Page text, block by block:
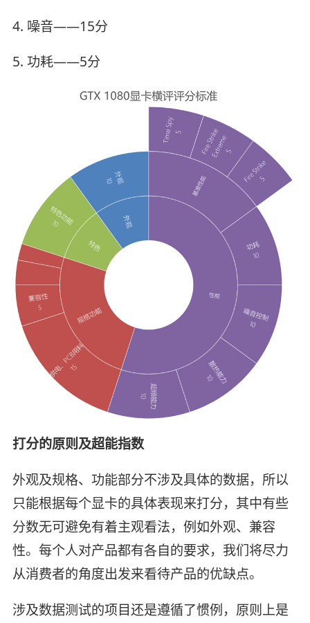
4. 噪音——15分
5. 功耗——5分
打分的原则及超能指数
外观及规格、功能部分不涉及具体的数据，所以
只能根据每个显卡的具体表现来打分，其中有些
分数无可避免有着主观看法，例如外观、兼容
性。每个人对产品都有各自的要求，我们将尽力
从消费者的角度出发来看待产品的优缺点。
涉及数据测试的项目还是遵循了惯例，原则上是